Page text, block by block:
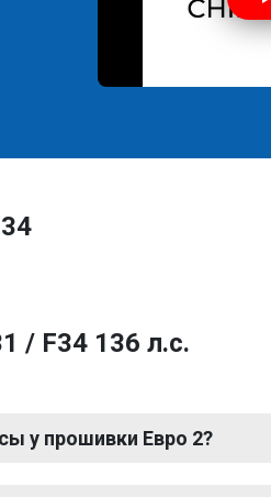
/ F34 136 л.с.
у прошивки Евро 2?